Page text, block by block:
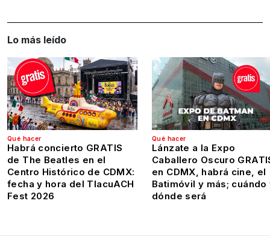
Lo más leído
Qué hacer
Habrá concierto GRATIS
de The Beatles en el
Centro Histórico de CDMX:
fecha y hora del TlacuACH
Fest 2026
Qué hacer
Lánzate a la Expo
Caballero Oscuro
en CDMX, habrá cine, el
Batimóvil y más; cuándo
dónde será